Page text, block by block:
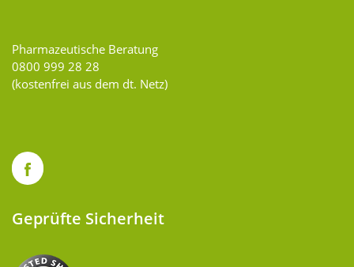
Pharmazeutische Beratung
0800 999 28 28
(kostenfrei aus dem dt. Netz)
Geprüfte Sicherheit